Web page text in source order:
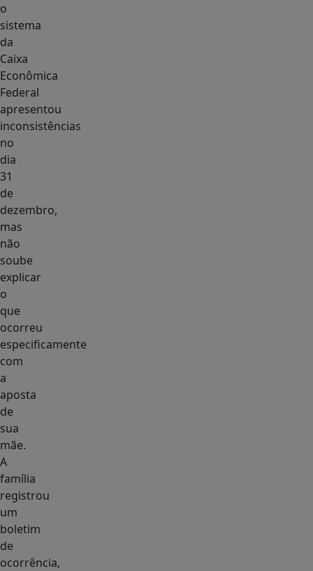
o
sistema
da
Caixa
Econômica
Federal
apresentou
inconsistências
no
dia
31
de
dezembro,
mas
não
soube
explicar
o
que
ocorreu
especificamente
com
a
aposta
de
sua
mãe.
A
família
registrou
um
boletim
de
ocorrência,